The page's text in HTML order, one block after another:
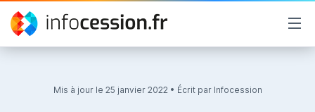
Mis à jour le 25 janvier 2022 • Écrit par Infocession